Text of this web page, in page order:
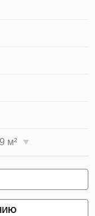
м²